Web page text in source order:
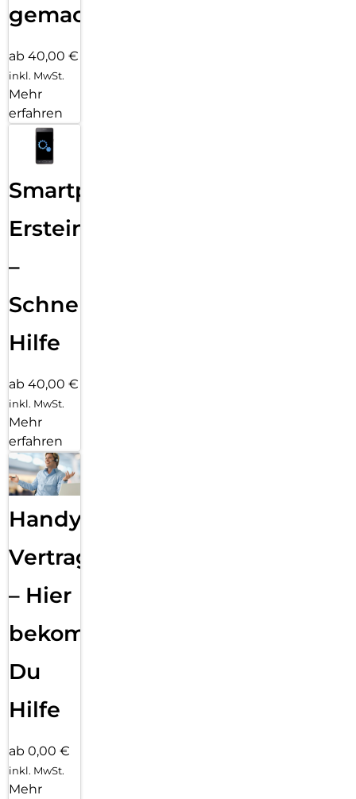
gemacht!
ab 40,00 €
inkl. MwSt.
Mehr
erfahren
Smartphone
Ersteinrichtung
–
Schnelle
Hilfe
ab 40,00 €
inkl. MwSt.
Mehr
erfahren
Handy
Vertragsabwicklung
– Hier
bekommst
Du
Hilfe
ab 0,00 €
inkl. MwSt.
Mehr